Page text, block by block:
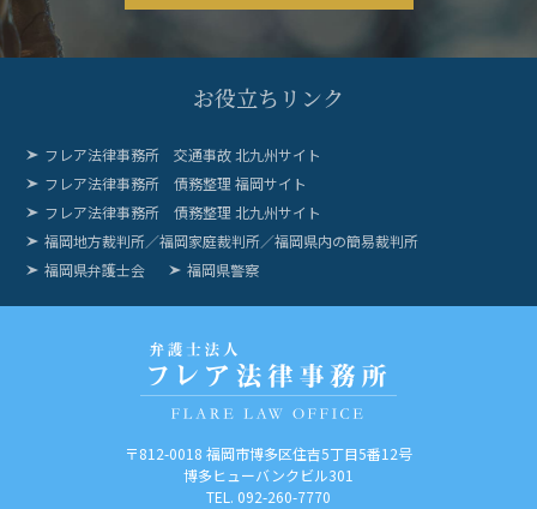
お役立ちリンク
フレア法律事務所 交通事故 北九州サイト
フレア法律事務所 債務整理 福岡サイト
フレア法律事務所 債務整理 北九州サイト
福岡地方裁判所／福岡家庭裁判所／福岡県内の簡易裁判所
福岡県弁護士会
福岡県警察
〒812-0018 福岡市博多区住吉5丁目5番12号
博多ヒューバンクビル301
TEL. 092-260-7770